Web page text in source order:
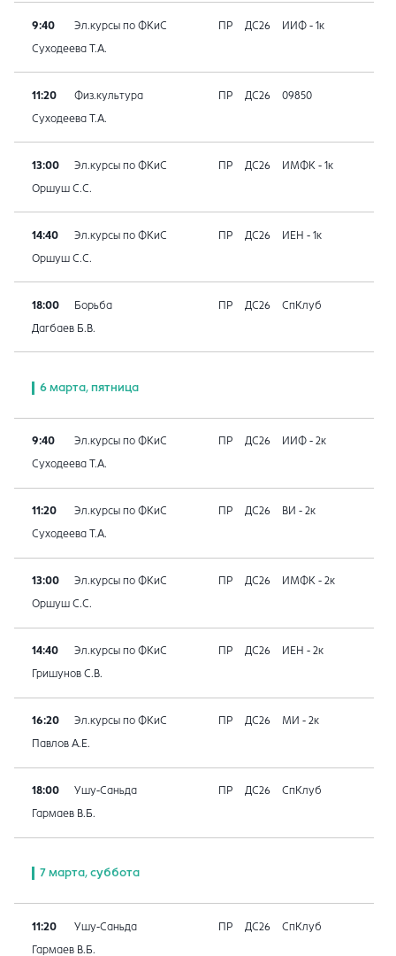
9:40 Эл.курсы по ФКиС ПР ДС26 ИИФ - 1к
Суходеева Т.А.
11:20 Физ.культура ПР ДС26 09850
Суходеева Т.А.
13:00 Эл.курсы по ФКиС ПР ДС26 ИМФК - 1к
Оршуш С.С.
14:40 Эл.курсы по ФКиС ПР ДС26 ИЕН - 1к
Оршуш С.С.
18:00 Борьба ПР ДС26 СпКлуб
Дагбаев Б.В.
6 марта, пятница
9:40 Эл.курсы по ФКиС ПР ДС26 ИИФ - 2к
Суходеева Т.А.
11:20 Эл.курсы по ФКиС ПР ДС26 ВИ - 2к
Суходеева Т.А.
13:00 Эл.курсы по ФКиС ПР ДС26 ИМФК - 2к
Оршуш С.С.
14:40 Эл.курсы по ФКиС ПР ДС26 ИЕН - 2к
Гришунов С.В.
16:20 Эл.курсы по ФКиС ПР ДС26 МИ - 2к
Павлов А.Е.
18:00 Ушу-Саньда ПР ДС26 СпКлуб
Гармаев В.Б.
7 марта, суббота
11:20 Ушу-Саньда ПР ДС26 СпКлуб
Гармаев В.Б.